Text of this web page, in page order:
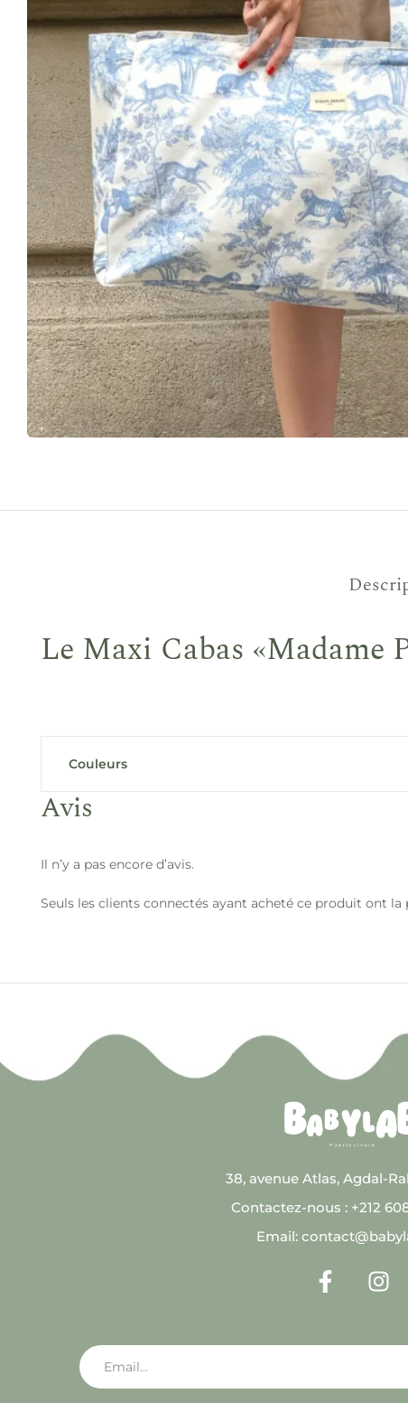
Le Maxi Cabas
Couleurs
Avis
Il n’y a pas encore d’avis.
Seuls les clients connectés ayant acheté ce produit ont la
38, avenue Atlas, Agdal-
Contactez-nous : +212
Email: